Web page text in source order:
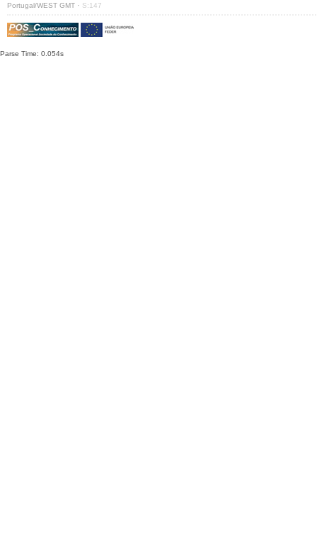
Portugal/WEST GMT · S:147
Parse Time: 0.054s